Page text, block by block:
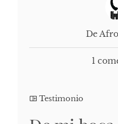
De
1
Testimonio